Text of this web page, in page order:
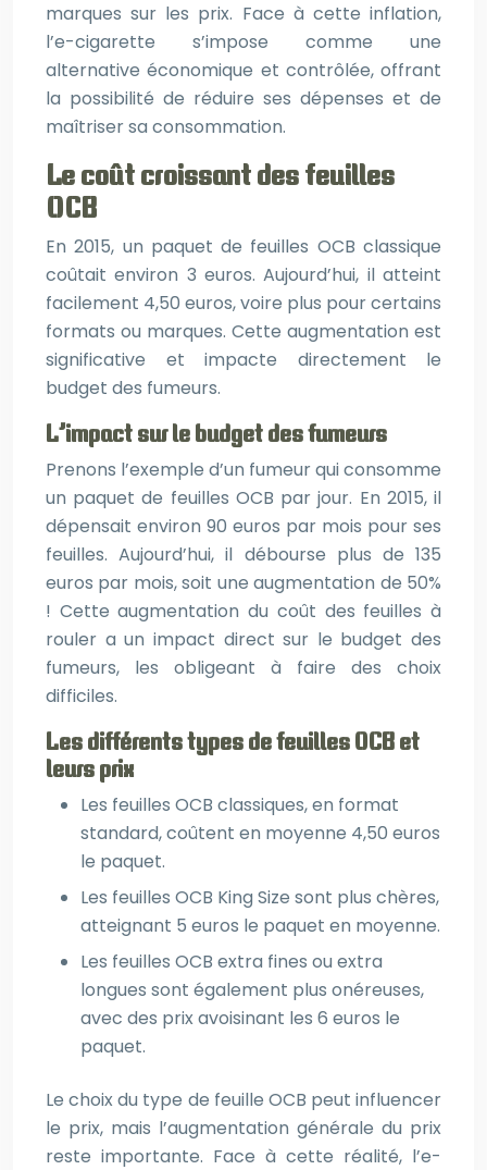
marques sur les prix. Face à cette inflation,
l’e-cigarette s’impose comme une
alternative économique et contrôlée, offrant
la possibilité de réduire ses dépenses et de
maîtriser sa consommation.
Le coût croissant des feuilles
OCB
En 2015, un paquet de feuilles OCB classique
coûtait environ 3 euros. Aujourd’hui, il atteint
facilement 4,50 euros, voire plus pour certains
formats ou marques. Cette augmentation est
significative et impacte directement le
budget des fumeurs.
L’impact sur le budget des fumeurs
Prenons l’exemple d’un fumeur qui consomme
un paquet de feuilles OCB par jour. En 2015, il
dépensait environ 90 euros par mois pour ses
feuilles. Aujourd’hui, il débourse plus de 135
euros par mois, soit une augmentation de 50%
! Cette augmentation du coût des feuilles à
rouler a un impact direct sur le budget des
fumeurs, les obligeant à faire des choix
difficiles.
Les différents types de feuilles OCB et
leurs prix
Les feuilles OCB classiques, en format
standard, coûtent en moyenne 4,50 euros
le paquet.
Les feuilles OCB King Size sont plus chères,
atteignant 5 euros le paquet en moyenne.
Les feuilles OCB extra fines ou extra
longues sont également plus onéreuses,
avec des prix avoisinant les 6 euros le
paquet.
Le choix du type de feuille OCB peut influencer
le prix, mais l’augmentation générale du prix
reste importante. Face à cette réalité, l’e-